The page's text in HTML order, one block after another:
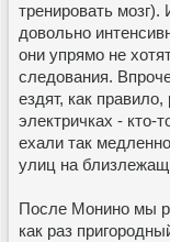
тренировать мозг).
довольно
они упрямо не
следования.
ездят, как
электричках -
ехали так
улиц на
После Монино мы
как раз